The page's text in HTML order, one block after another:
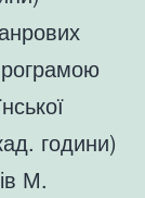
години)
М.